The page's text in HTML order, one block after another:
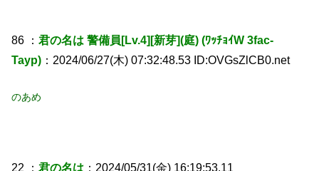
86 ：君の名は 警備員[Lv.4][新芽](庭) (ﾜｯﾁｮｲW 3fac-
Tayp) ：2024/06/27(木) 07:32:48.53 ID:OVGsZlCB0.net
のあめ
22 ：君の名は ：2024/05/31(金) 16:19:53.11